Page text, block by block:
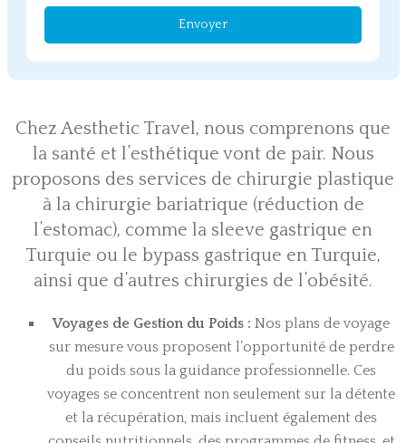
Envoyer
Chez Aesthetic Travel, nous comprenons que
la santé et l’esthétique vont de pair. Nous
proposons des services de chirurgie plastique
à la chirurgie bariatrique (réduction de
l’estomac), comme la sleeve gastrique en
Turquie ou le bypass gastrique en Turquie,
ainsi que d’autres chirurgies de l’obésité.
Voyages de Gestion du Poids : Nos plans de voyage
sur mesure vous proposent l’opportunité de perdre
du poids sous la guidance professionnelle. Ces
voyages se concentrent non seulement sur la détente
et la récupération, mais incluent également des